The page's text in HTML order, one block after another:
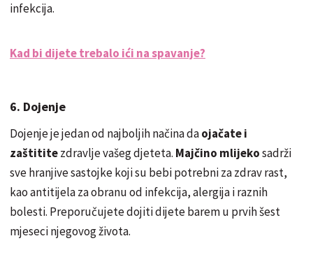
infekcija.
Kad bi dijete trebalo ići na spavanje?
6. Dojenje
Dojenje je jedan od najboljih načina daojačate i
zaštititezdravlje vašeg djeteta. Majčino mlijekosadrži
sve hranjive sastojke koji su bebi potrebni za zdrav rast,
kao antitijela za obranu od infekcija, alergija i raznih
bolesti. Preporučujete dojiti dijete barem u prvih šest
mjeseci njegovog života.